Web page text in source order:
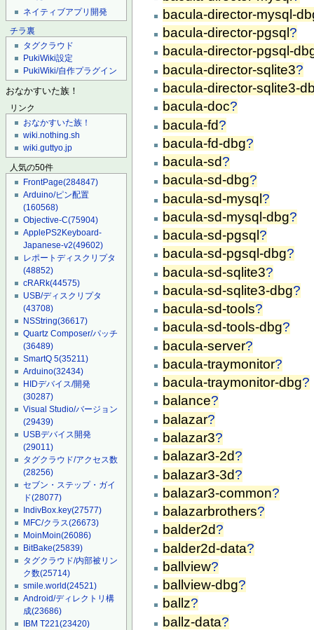
ネイティブアプリ開発
チラ裏
タグクラウド
PukiWiki設定
PukiWiki/自作プラグイン
おなかすいた族！
リンク
おなかすいた族！
wiki.nothing.sh
wiki.guttyo.jp
人気の50件
FrontPage(284847)
Arduino/ピン配置
(160568)
Objective-C(75904)
ApplePS2Keyboard-
Japanese-v2(49602)
レポートディスクリプタ
(48852)
cRARk(44575)
USB/ディスクリプタ
(43708)
NSString(36617)
Quartz Composer/パッチ
(36489)
SmartQ 5(35211)
Arduino(32434)
HIDデバイス/開発
(30287)
Visual Studio/バージョン
(29439)
USBデバイス開発
(29011)
タグクラウド/アクセス数
(28256)
セブン・ステップ・ガイ
ド(28077)
IndivBox.key(27577)
MFC/クラス(26673)
MoinMoin(26086)
BitBake(25839)
タグクラウド/内部被リン
ク数(25714)
smile.world(24521)
Android/ディレクトリ構
成(23686)
IBM T221(23420)
bacula-director-mysql-
bacula-director-pgsql ?
bacula-director-pgsql-
bacula-director-sqlite3?
bacula-director-sqlite3-
bacula-doc?
bacula-fd?
bacula-fd-dbg?
bacula-sd?
bacula-sd-dbg?
bacula-sd-mysql?
bacula-sd-mysql-dbg?
bacula-sd-pgsql ?
bacula-sd-pgsql-dbg?
bacula-sd-sqlite3?
bacula-sd-sqlite3-dbg?
bacula-sd-tools?
bacula-sd-tools-dbg?
bacula-server?
bacula-traymonitor?
bacula-traymonitor-dbg?
balance?
balazar?
balazar3?
balazar3-2d?
balazar3-3d?
balazar3-common?
balazarbrothers?
balder2d?
balder2d-data?
ballview?
ballview-dbg?
ballz?
ballz-data?